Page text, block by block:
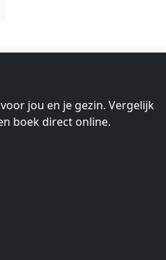
jou en je gezin. Vergelijk
boek direct online.